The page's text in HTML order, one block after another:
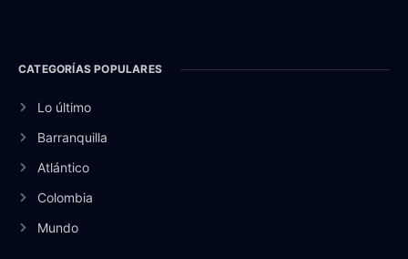
CATEGORÍAS POPULARES
Lo último
Barranquilla
Atlántico
Colombia
Mundo